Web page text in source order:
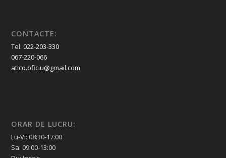
CONTACTE:
Tel:022-203-330
067-220-066
atico.oficiu@gmail.com
ORAR DE LUCRU:
Lu-Vi: 08:30-17:00
Sa: 09:00-13:00